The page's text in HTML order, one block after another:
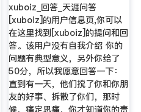
xuboiz_回答_天涯问答
[xuboiz]的用户信息页,你可以
在这里找到[xuboiz]的提问和回
答。该用户没有自我介绍 你的
问题有典型意义，另外你给了
50分，所以我愿意回答一下：
直到有一天，他们搅了你和你朋
友的好事、拆散了你们，那时
候，痛定思痛，你才知道你的责